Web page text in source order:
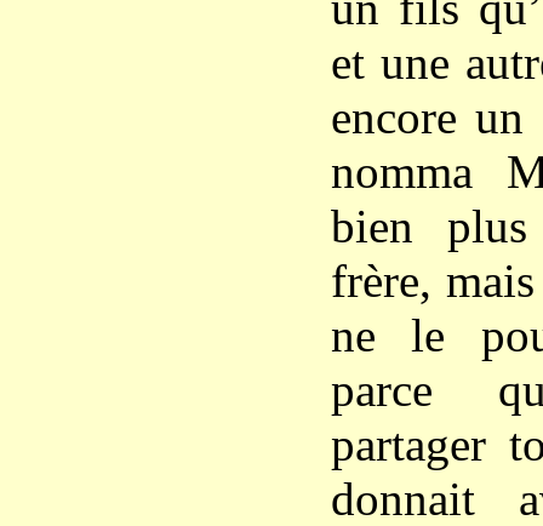
et une
encore
nomma
bien
frère,
ne le
parce
partager
donnait